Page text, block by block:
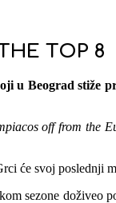
TOP 8
u Beograd stiže
off from the
će svoj poslednji
sezone doživeo